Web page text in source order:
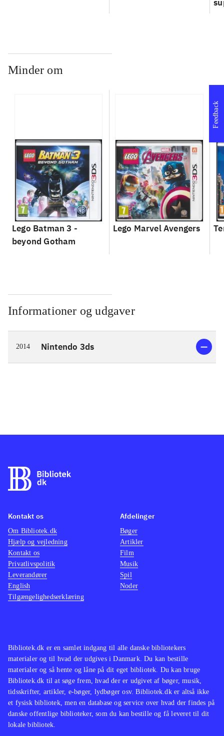
Minder om
Lego Batman 3 -
beyond Gotham
Lego Marvel Avengers
Informationer og udgaver
2014 Nintendo 3ds
Feedback
Bibliotek.dk er en samlet indgang til alle danske bibliotekers
materialer og til hvad der udgives i Danmark. Du kan bestille
materialer og så hente og låne på dit eget bibliotek. Du kan bruge
Bibliotek.dk til at søge frem, hvad der er udgivet af bøger, musik,
tidsskrifter, artikler, e-bøger, lydbøger osv. Bibliotek.dk er altså ikke
et fysisk bibliotek, men en database og service over hvad der findes på
danske offentlige biblioteker, som du kan bestille og få leveret til dit
lokale bibliotek.
Kontakt os
Om Bibliotek.dk
Hjælp og vejledning
Kontakt os
Privatlivspolitik
Leverandører
English
Tilgængelighedserklæring
Afdelinger
Bøger
Artikler
Film
Musik
Spil
Noder